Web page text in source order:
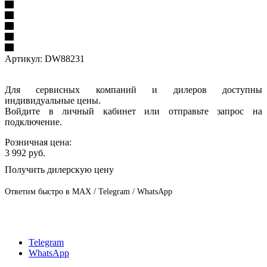
Артикул: DW88231
Для сервисных компаний и дилеров доступны
индивидуальные цены.
Войдите в личный кабинет или отправьте запрос на
подключение.
Розничная цена:
3 992 руб.
Получить дилерскую цену
Ответим быстро в MAX / Telegram / WhatsApp
Telegram
WhatsApp